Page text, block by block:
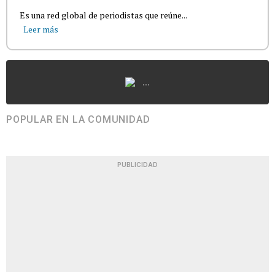
Es una red global de periodistas que reúne...
Leer más
...
POPULAR EN LA COMUNIDAD
PUBLICIDAD